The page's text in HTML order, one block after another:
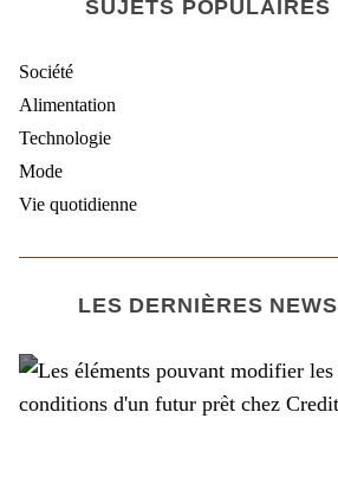
SUJETS POPULAIRES
Société
Alimentation
Technologie
Mode
Vie quotidienne
LES DERNIÈRES NEWS
Société